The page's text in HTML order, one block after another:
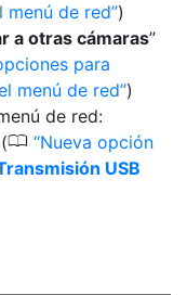
menú de red )
a otras cámaras”
para
menú de red )
de red:
0 Nueva opción
USB